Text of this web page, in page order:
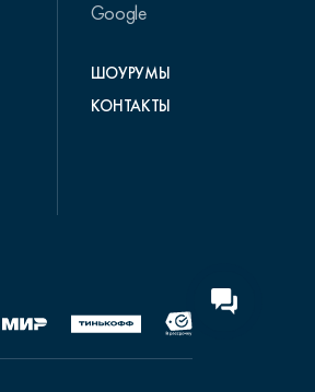
Google
ШОУРУМЫ
КОНТАКТЫ